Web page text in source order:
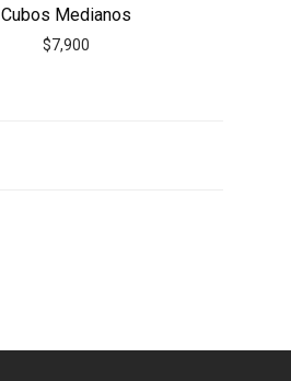
Cubos Medianos
$7,900